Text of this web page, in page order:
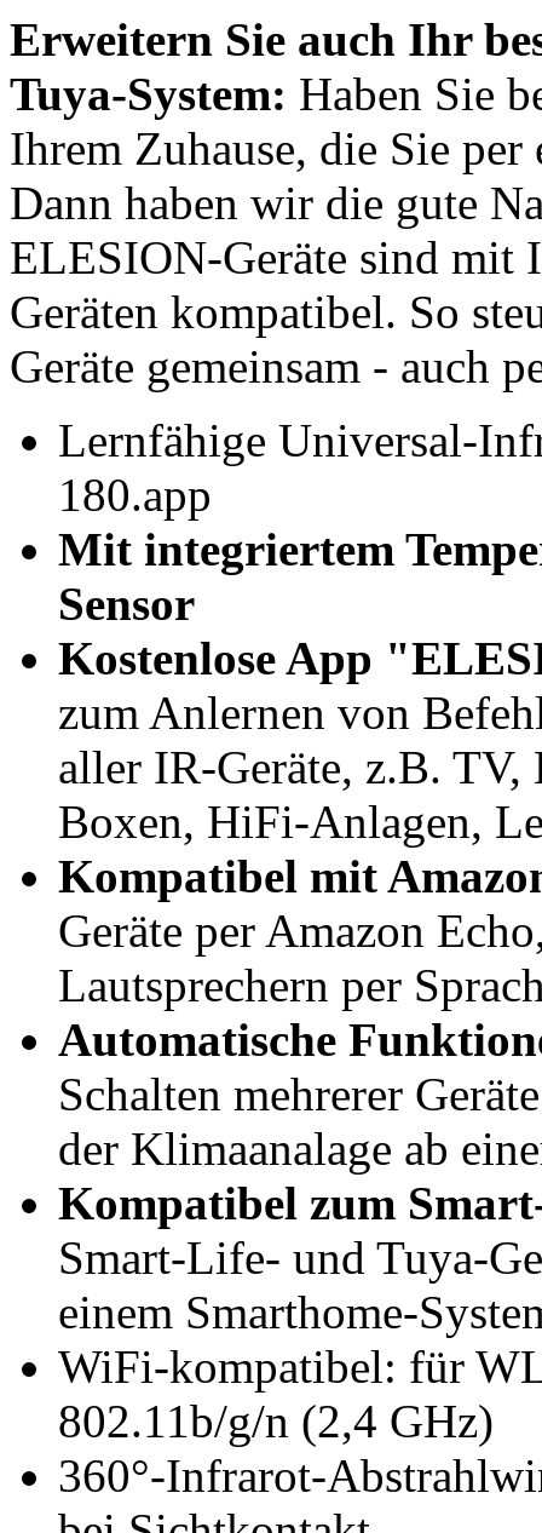
Erweitern Sie auch Ihr
Tuya-System: Haben Sie
Ihrem Zuhause, die Sie per
Dann haben wir die gute
ELESION-Geräte sind mit
Geräten kompatibel. So
Geräte gemeinsam - auch
Lernfähige Universal-
180.app
Mit integriertem
Sensor
Kostenlose App
zum Anlernen von
aller IR-Geräte, z.B.
Boxen, HiFi-Anlagen,
Kompatibel mit
Geräte per Amazon
Lautsprechern per
Automatische
Schalten mehrerer
der Klimaanalage ab
Kompatibel zum
Smart-Life- und Tuya-
einem Smarthome-
WiFi-kompatibel: für
802.11b/g/n (2,4 GHz)
360°-Infrarot-